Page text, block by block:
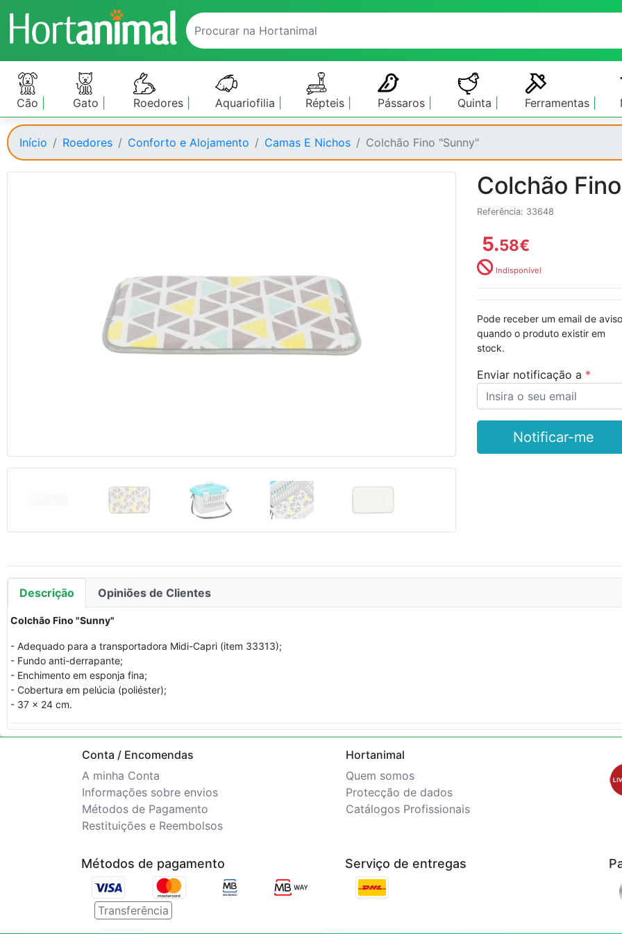
Cão Gato Roedores Aquariofilia Répteis Pássaros Quinta Ferramentas
Início Roedores Conforto e Alojamento Camas E Nichos Colchão Fino "Sunny"
Colchão
Referência: 33648
5.58€
Indisponível
Pode receber um email de aviso
quando o produto existir em
stock.
Enviar notificação a
Notificar-me
Descrição Opiniões de Clientes
Colchão Fino "Sunny"
- Adequado para a transportadora Midi-Capri (item 33313);
- Fundo anti-derrapante;
- Enchimento em esponja fina;
- Cobertura em pelúcia (poliéster);
- 37 x 24 cm.
Conta / Encomendas
A minha Conta
Informações sobre envios
Métodos de Pagamento
Restituições e Reembolsos
Hortanimal
Quem somos
Protecção de dados
Catálogos Profissionais
Métodos de pagamento
Transferência
Serviço de entregas